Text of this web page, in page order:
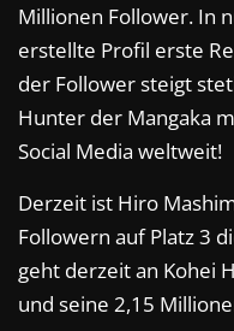
Millionen Follower. In
erstellte Profil erste
der Follower steigt
Hunter der Mangaka
Social Media weltweit!
Derzeit ist Hiro
Followern auf Platz 3
geht derzeit an Kohei
und seine 2,15